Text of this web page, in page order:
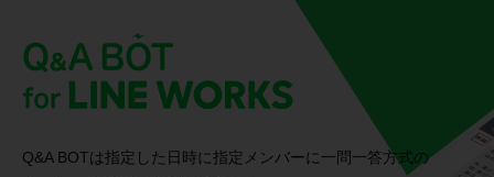
Q&A BOTは指定した日時に指定メンバーに一問一答方式の